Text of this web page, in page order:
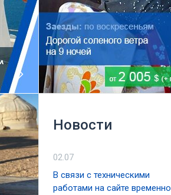
Новости
02.07
В связи с техническими
работами на сайте временно